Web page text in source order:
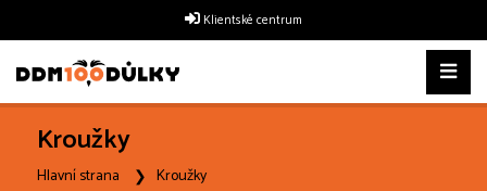
Klientské centrum
Kroužky
Hlavní strana Kroužky